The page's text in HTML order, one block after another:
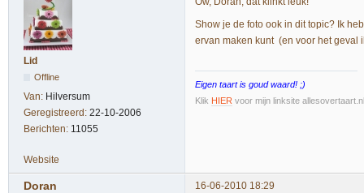
Lid
Offline
Van: Hilversum
Geregistreerd: 22-10-2006
Berichten: 11055
Show je de foto ook in dit topic? Ik
ervan maken kunt (en voor het geval
Eigen taart is goud waard! ;)
Klik HIER voor mijn linksite
Website
Doran
16-06-2010 18:29